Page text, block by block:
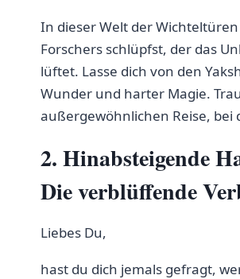
In dieser Welt der
Forschers schlüpfst, der das
⁣lüftet. Lasse dich von den
Wunder⁤ und harter Magie.
außergewöhnlichen‌ Reise, ⁣bei
2. Hinabsteigende
Die verblüffende‍
Liebes Du,
hast ⁣du ‌dich ‍jemals gefragt,